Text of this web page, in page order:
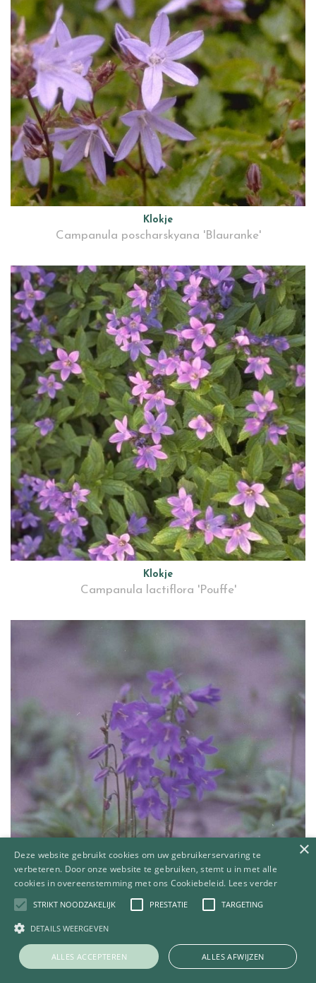
Klokje
Campanula poscharskyana 'Blauranke'
Klokje
Campanula lactiflora 'Pouffe'
Campanula collina
×
Deze website gebruikt cookies om uw gebruikerservaring te
verbeteren. Door onze website te gebruiken, stemt u in met alle
cookies in overeenstemming met ons Cookiebeleid. Lees verder
STRIKT NOODZAKELIJK PRESTATIE TARGETING
DETAILS WEERGEVEN
ALLES ACCEPTEREN ALLES AFWIJZEN